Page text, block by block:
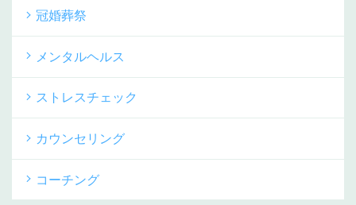
冠婚葬祭
メンタルヘルス
ストレスチェック
カウンセリング
コーチング